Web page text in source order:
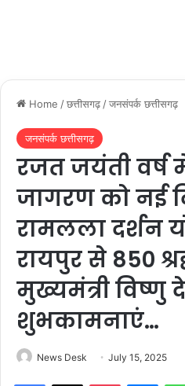
Home /छत्तीसगढ़ /जनसंपर्क छत्तीसगढ़
जनसंपर्क छत्तीसगढ़
रजत जयंती वर्ष
जागरण को नई
रामलला दर्शन
रायपुर से 850
मुख्यमंत्री विष्णु
शुभकामनाएं…
News Desk July 15, 2025